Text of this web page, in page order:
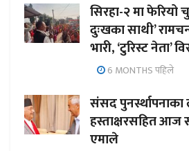
सिरहा-२ मा फेरियो
दुःखका साथी’
भारी, ‘टुरिस्ट नेता’
6 MONTHS पहिले
संसद
हस्ताक्षरसहित आज
एमाले